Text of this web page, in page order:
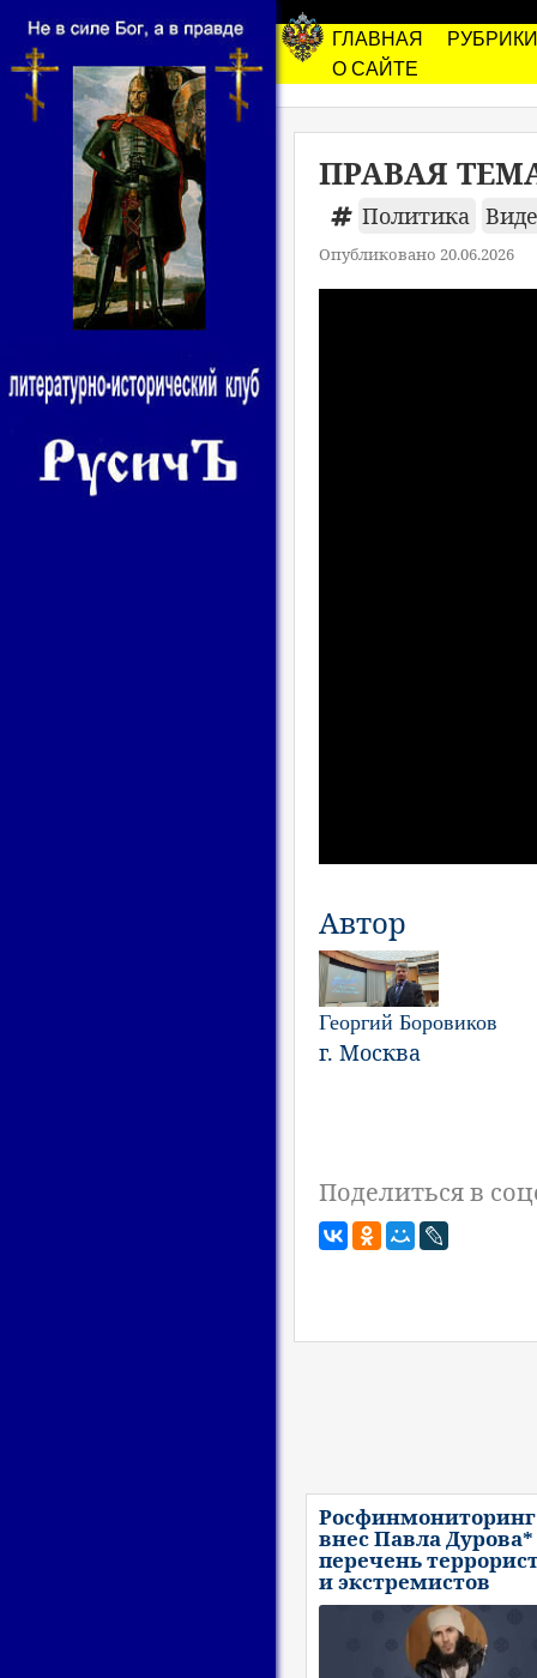
ГЛАВНАЯ
РУБРИКИ
О САЙТЕ
ПРАВАЯ
Политика
Опубликовано 20.06.2026
Автор
Георгий Боровиков
г. Москва
Поделиться в
Росфинмониторинг
внес Павла
перечень
и экстремистов